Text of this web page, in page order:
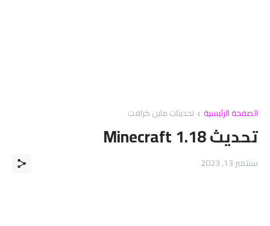
الصفحة الرئيسية تحديثات ماين كرافت
تحديث Minecraft 1.18
سبتمبر 13, 2023